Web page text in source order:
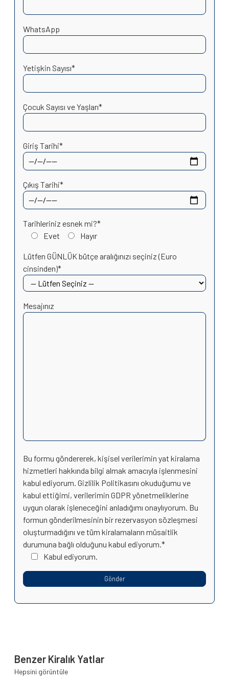
WhatsApp
Yetişkin Sayısı*
Çocuk Sayısı ve Yaşları*
Giriş Tarihi*
Çıkış Tarihi*
Tarihleriniz esnek mi?*
Evet
Hayır
Lütfen GÜNLÜK bütçe aralığınızı seçiniz (Euro
cinsinden)*
Mesajınız
Bu formu göndererek, kişisel verilerimin yat kiralama
hizmetleri hakkında bilgi almak amacıyla işlenmesini
kabul ediyorum. Gizlilik Politikasını okuduğumu ve
kabul ettiğimi, verilerimin GDPR yönetmeliklerine
uygun olarak işleneceğini anladığımı onaylıyorum. Bu
formun gönderilmesinin bir rezervasyon sözleşmesi
oluşturmadığını ve tüm kiralamaların müsaitlik
durumuna bağlı olduğunu kabul ediyorum.*
Kabul ediyorum.
Benzer Kiralık Yatlar
Hepsini görüntüle